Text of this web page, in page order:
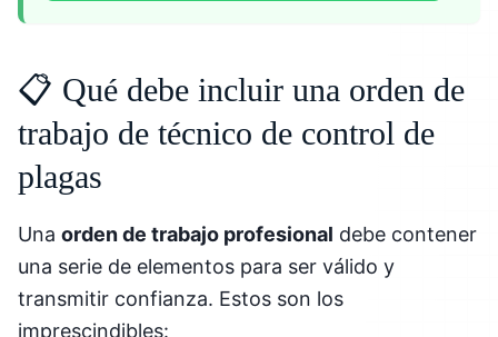
📋 Qué debe incluir una orden de
trabajo de técnico de control de
plagas
Una orden de trabajo profesional debe contener
una serie de elementos para ser válido y
transmitir confianza. Estos son los
imprescindibles: